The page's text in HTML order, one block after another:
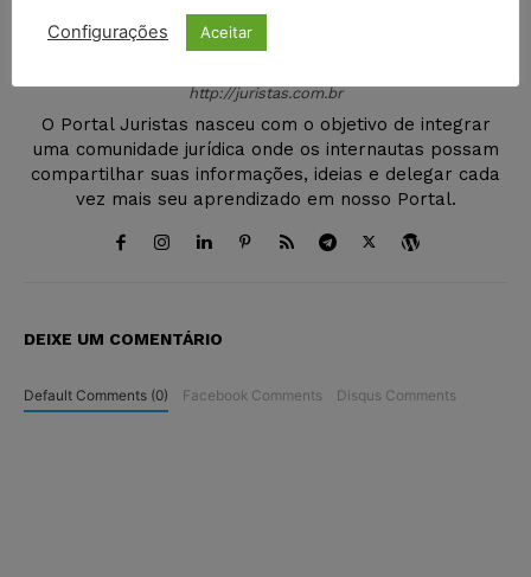
Juristas
http://juristas.com.br
O Portal Juristas nasceu com o objetivo de integrar
uma comunidade jurídica onde os internautas possam
compartilhar suas informações, ideias e delegar cada
vez mais seu aprendizado em nosso Portal.
DEIXE UM COMENTÁRIO
Default Comments (0) Facebook Comments Disqus Comments
Configurações Aceitar